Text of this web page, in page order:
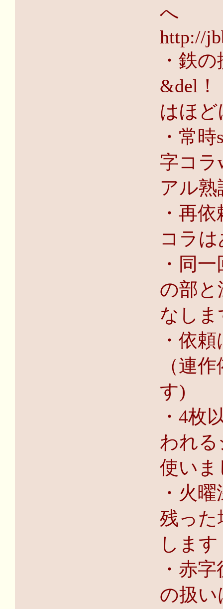
へ
http://
・鉄
&del
はほ
・常
字コ
アル
・再
コラ
・同
の部
なしま
・依
（連
す)
・4枚
われ
使いま
・火
残った
します
・赤
の扱い